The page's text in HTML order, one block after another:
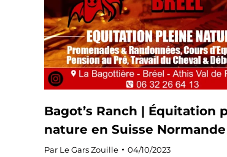
Bagot’s Ranch | Équitation
nature en Suisse Normande
Par Le Gars Zouille 04/10/2023